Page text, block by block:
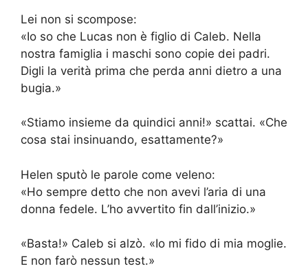
Lei non si scompose:
«Io so che Lucas non è figlio di Caleb. Nella
nostra famiglia i maschi sono copie dei padri.
Digli la verità prima che perda anni dietro a una
bugia.»
«Stiamo insieme da quindici anni!» scattai. «Che
cosa stai insinuando, esattamente?»
Helen sputò le parole come veleno:
«Ho sempre detto che non avevi l’aria di una
donna fedele. L’ho avvertito fin dall’inizio.»
«Basta!» Caleb si alzò. «Io mi fido di mia moglie.
E non farò nessun test.»